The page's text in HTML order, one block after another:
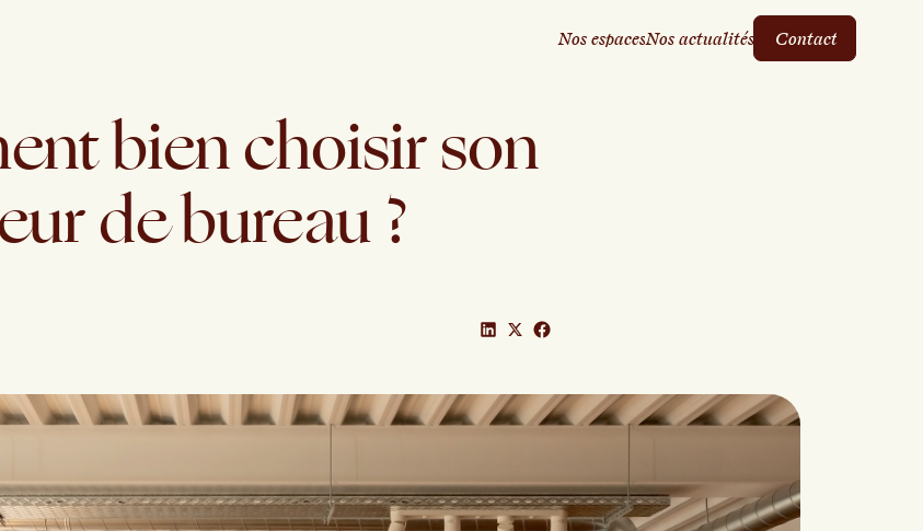
Nos espacesNos actualités
s
Contact
Contact
bien choisir son
de bureau ?